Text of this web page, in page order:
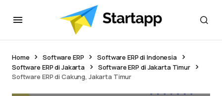
Home Software ERP
Software ERP di Indonesia
Software ERP di Jakarta
Software ERP di Jakarta Timur
Software ERP di Cakung, Jakarta Timur